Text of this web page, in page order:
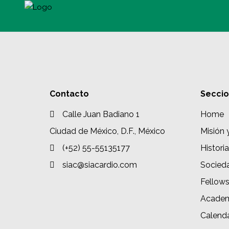
Contacto
Calle Juan Badiano 1
Ciudad de México, D.F., México
(+52) 55-55135177
siac@siacardio.com
Home
Misión
Historia
Fellows